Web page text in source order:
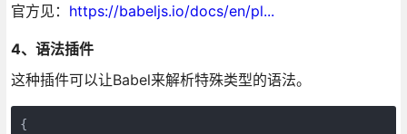
官方见： https://babeljs.io/docs/en/pl...
4、语法插件
这种插件可以让Babel来解析特殊类型的语法。
{